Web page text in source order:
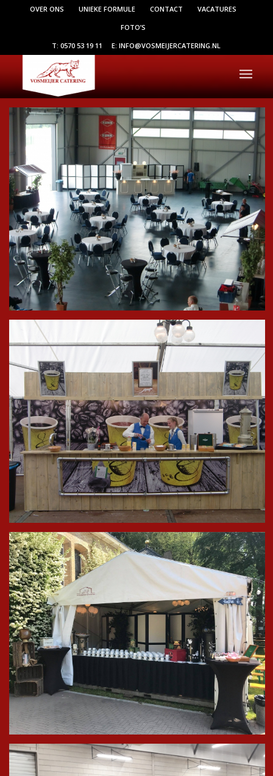
OVER ONS UNIEKE FORMULE CONTACT
VACATURES
FOTO’S
T: 0570 53 19 11
E: INFO@VOSMEIJERCATERING.NL